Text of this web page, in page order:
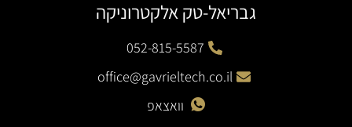
גבריאל-טק אלקטרוניקה
052-815-5587
office@gavrieltech.co.il
וואצאפ